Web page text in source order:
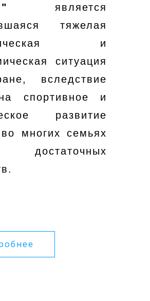
является
тяжелая
и
ситуация
вследствие
спортивное и
развитие
многих семьях